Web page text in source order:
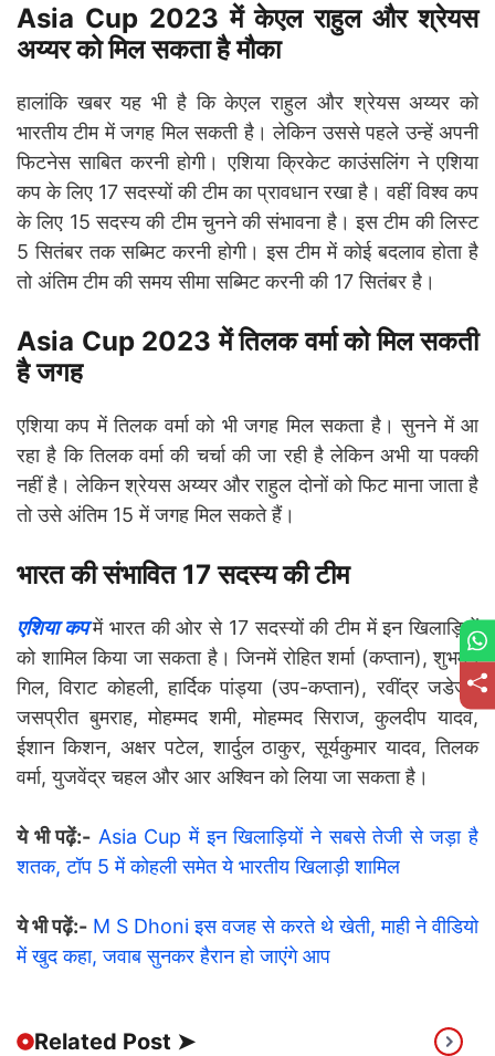
Asia Cup 2023 में केएल राहुल और श्रेयस
अय्यर को मिल सकता है मौका
हालांकि खबर यह भी है कि केएल राहुल और श्रेयस अय्यर को
भारतीय टीम में जगह मिल सकती है। लेकिन उससे पहले उन्हें अपनी
फिटनेस साबित करनी होगी। एशिया क्रिकेट काउंसलिंग ने एशिया
कप के लिए 17 सदस्यों की टीम का प्रावधान रखा है। वहीं विश्व कप
के लिए 15 सदस्य की टीम चुनने की संभावना है। इस टीम की लिस्ट
5 सितंबर तक सब्मिट करनी होगी। इस टीम में कोई बदलाव होता है
तो अंतिम टीम की समय सीमा सब्मिट करनी की 17 सितंबर है।
Asia Cup 2023 में तिलक वर्मा को मिल सकती
है जगह
एशिया कप में तिलक वर्मा को भी जगह मिल सकता है। सुनने में आ
रहा है कि तिलक वर्मा की चर्चा की जा रही है लेकिन अभी या पक्की
नहीं है। लेकिन श्रेयस अय्यर और राहुल दोनों को फिट माना जाता है
तो उसे अंतिम 15 में जगह मिल सकते हैं।
भारत की संभावित 17 सदस्य की टीम
एशिया कपमें भारत की ओर से 17 सदस्यों की टीम में इन खिलाड़ियों
को शामिल किया जा सकता है। जिनमें रोहित शर्मा (कप्तान), शुभमन
गिल, विराट कोहली, हार्दिक पांड्या (उप-कप्तान), रवींद्र जडेजा,
जसप्रीत बुमराह, मोहम्मद शमी, मोहम्मद सिराज, कुलदीप यादव,
ईशान किशन, अक्षर पटेल, शार्दुल ठाकुर, सूर्यकुमार यादव, तिलक
वर्मा, युजवेंद्र चहल और आर अश्विन को लिया जा सकता है।
ये भी पढ़ें:- Asia Cup में इन खिलाड़ियों ने सबसे तेजी से जड़ा है
शतक, टॉप 5 में कोहली समेत ये भारतीय खिलाड़ी शामिल
ये भी पढ़ें:- M S Dhoni इस वजह से करते थे खेती, माही ने वीडियो
में खुद कहा, जवाब सुनकर हैरान हो जाएंगे आप
Related Post ➤